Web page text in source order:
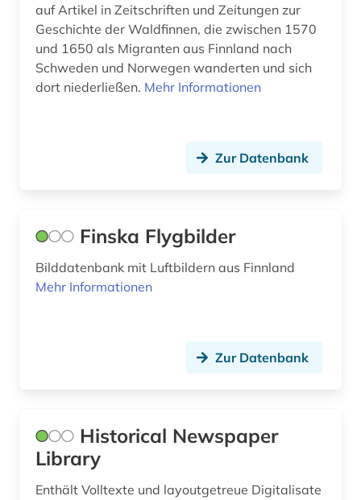
heraldik (1)
herrenhaus (2)
historische landeskunde (1)
island (3)
kultur (2)
kunst (2)
landnutzung (1)
auf Artikel in Zeitschriften und Zeitungen zur
Geschichte der Waldfinnen, die zwischen 1570
und 1650 als Migranten aus Finnland nach
Schweden und Norwegen wanderten und sich
dort niederließen. Mehr Informationen
Zur Datenbank
Finska Flygbilder
Bilddatenbank mit Luftbildern aus Finnland
Mehr Informationen
Zur Datenbank
Historical Newspaper
Library
Enthält Volltexte und layoutgetreue Digitalisate